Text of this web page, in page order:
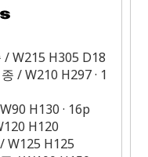
/ W215 H305 D18
종 / W210 H297· 1
H130 · 16p
H120
/ W125 H125